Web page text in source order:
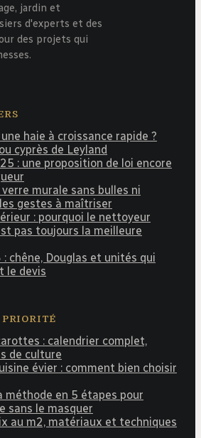
jardin et
d'experts et des
des projets qui
haie à croissance rapide ?
cyprès de Leyland
: une proposition de loi encore
murale sans bulles ni
gestes à maîtriser
: pourquoi le nettoyeur
pas toujours la meilleure
: chêne, Douglas et unités qui
le devis
PRIORITÉ
: calendrier complet,
de culture
évier : comment bien choisir
méthode en 5 étapes pour
sans le masquer
au m2, matériaux et techniques